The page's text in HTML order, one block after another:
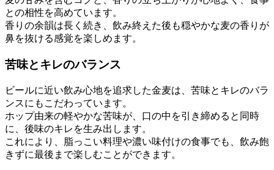
との相性を高めています。
香りの余韻は長く続き、飲み終えた後も穏やかな麦の香りが
鼻を抜ける感覚を楽しめます。
苦味とキレのバランス
ビールに近い飲み心地を追求した金麦は、苦味とキレのバラ
ンスにもこだわっています。
ホップ由来の軽やかな苦味が、口の中を引き締めると同時
に、後味のキレを生み出します。
これにより、脂っこい料理や濃い味付けの食事でも、飲み飽
きずに最後まで楽しむことができます。